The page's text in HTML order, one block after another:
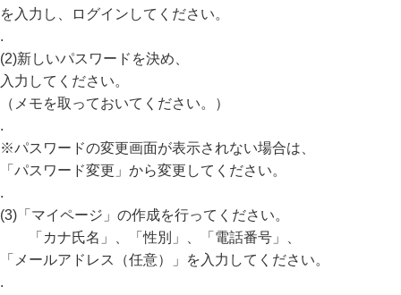
を入力し、ログインしてください。
.
(2)新しいパスワードを決め、
入力してください。
（メモを取っておいてください。）
.
※パスワードの変更画面が表示されない場合は、
「パスワード変更」から変更してください。
.
(3)「マイページ」の作成を行ってください。
「カナ氏名」、「性別」、「電話番号」、
「メールアドレス（任意）」を入力してください。
.